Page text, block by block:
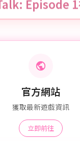
官方網站
獲取最新遊戲資訊
立即前往